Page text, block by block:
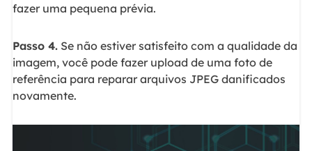
fazer uma pequena prévia.
Passo 4.Se não estiver satisfeito com a qualidade da
imagem, você pode fazer upload de uma foto de
referência para reparar arquivos JPEG danificados
novamente.